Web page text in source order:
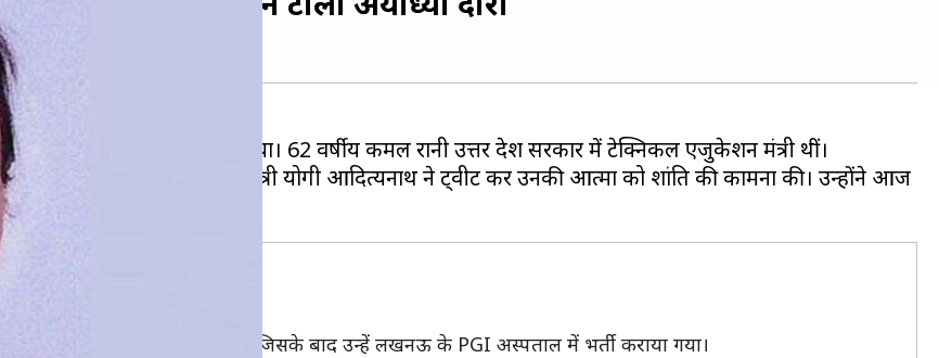
वायरस के संक्रमण से निधन हो गया। 62 वर्षीय कमल रानी उत्तर प्रदेश सरकार में टेक्निकल एजुकेशन मंत्री थीं।
को अपना शिकार बनाया है। मुख्यमंत्री योगी आदित्यनाथ ने ट्वीट कर उनकी आत्मा को शांति की कामना की। उन्होंने आज
कमल रानी
वायरस से संक्रमित पाया गया था, जिसके बाद उन्हें लखनऊ के PGI अस्पताल में भर्ती कराया गया।